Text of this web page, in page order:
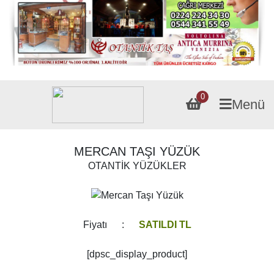
0
Menü
MERCAN TAŞI YÜZÜK
OTANTİK YÜZÜKLER
Fiyatı : SATILDI TL
[dpsc_display_product]